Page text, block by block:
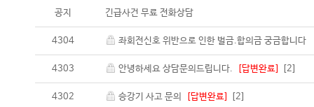
공지 긴급사건 무료 전화상담
4304 좌회전신호 위반으로 인한 벌금.합의금 궁금합니다
4303 안녕하세요 상담문의드립니다. [답변완료] [2]
4302 승강기 사고 문의 [답변완료] [2]